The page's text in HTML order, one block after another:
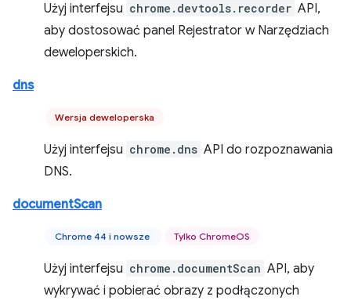
Użyj interfejsu chrome.devtools.recorder API,
aby dostosować panel Rejestrator w Narzędziach
deweloperskich.
dns
Wersja deweloperska
Użyj interfejsu chrome.dns API do rozpoznawania
DNS.
documentScan
Chrome 44 i nowsze Tylko ChromeOS
Użyj interfejsu chrome.documentScan API, aby
wykrywać i pobierać obrazy z podłączonych